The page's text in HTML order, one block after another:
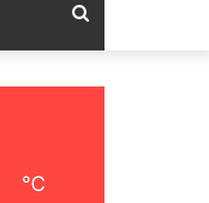
Traži
℃